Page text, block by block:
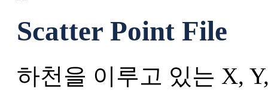
Scatter Point File
하천을 이루고 있는 X,